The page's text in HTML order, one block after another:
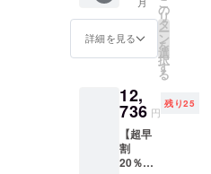
況、製
造工程
上の都
期が遅
れる場
合がご
ざいま
す。
15%OF
F：
10,166
円（税
込） 一
予定価
格：
11,960
円 （税
込） ※
送料無
詳細を見る
の
リ
タ
ー
ン
を
選
択
す
る
12,
736 円
残り25
【超早
割
20％OF